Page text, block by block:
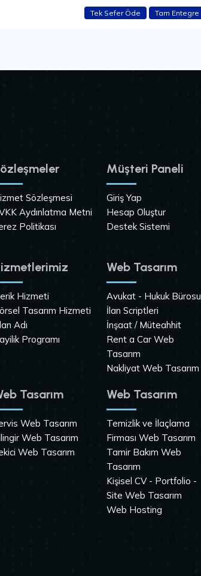
Tek Sefer Öde Tam Entegre
Sözleşmesi
Aydınlatma Metni
Politikası
Müşteri Paneli
Giriş Yap
Hesap Oluştur
Destek Sistemi
Hizmeti
Tasarım Hizmeti
Adı
Programı
Web Tasarım
Avukat - Hukuk Bürosu
İlan Scriptleri
İnşaat / Müteahhit
Rent a Car Web
Tasarım
Nakliyat Web Tasarım
Tasarım
Web Tasarım
Web Tasarım
Web Tasarım
Web Tasarım
Temizlik ve İlaçlama
Firması Web Tasarım
Tamir Bakım Web
Tasarım
Kişisel CV - Portfolio -
Site Web Tasarım
Web Hosting